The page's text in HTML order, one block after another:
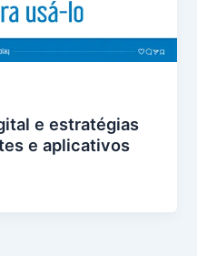
e estratégias
e aplicativos